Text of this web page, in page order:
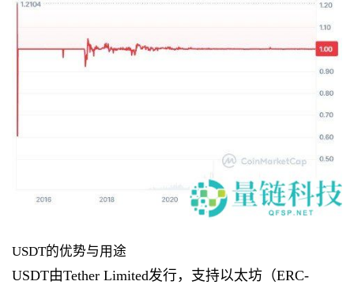
USDT的优势与用途
USDT由Tether Limited发行，支持以太坊（ERC-